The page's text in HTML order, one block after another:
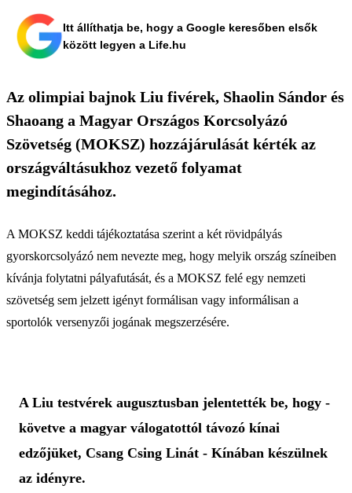
Itt állíthatja be, hogy a Google keresőben elsők
között legyen a Life.hu
Az olimpiai bajnok Liu fivérek, Shaolin Sándor és
Shaoang a Magyar Országos Korcsolyázó
Szövetség (MOKSZ) hozzájárulását kérték az
országváltásukhoz vezető folyamat
megindításához.
A MOKSZ keddi tájékoztatása szerint a két rövidpályás
gyorskorcsolyázó nem nevezte meg, hogy melyik ország színeiben
kívánja folytatni pályafutását, és a MOKSZ felé egy nemzeti
szövetség sem jelzett igényt formálisan vagy informálisan a
sportolók versenyzői jogának megszerzésére.
A Liu testvérek augusztusban jelentették be, hogy -
követve a magyar válogatottól távozó kínai
edzőjüket, Csang Csing Linát - Kínában készülnek
az idényre.